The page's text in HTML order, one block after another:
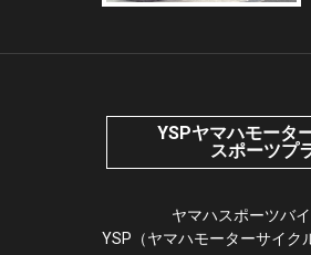
YSPヤマハモータ
スポーツプ
ヤマハスポーツバ
YSP（ヤマハモーターサイク